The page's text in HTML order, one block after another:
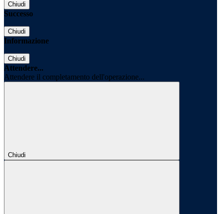
Chiudi
Successo
Chiudi
Informazione
Chiudi
Attendere...
Attendere il completamento dell'operazione...
Chiudi